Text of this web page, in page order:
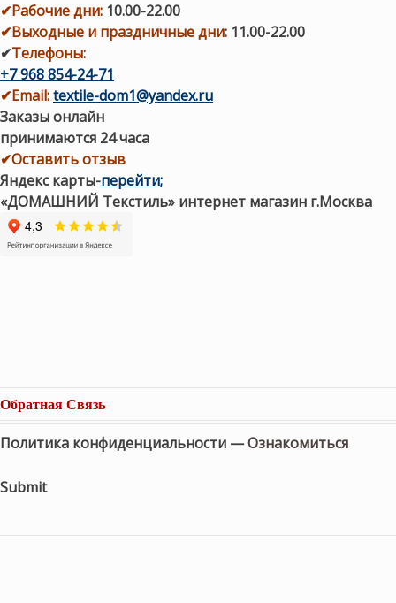
✔Рабочие дни: 10.00-22.00
✔Выходные и праздничные дни: 11.00-22.00
✔Телефоны:
+7 968 854-24-71
✔Email:textile-dom1@yandex.ru
Заказы онлайн
принимаются 24 часа
✔Оставить отзыв
Яндекс карты-перейти;
«ДОМАШНИЙ Текстиль» интернет магазин г.Москва
Обратная Связь
Политика конфиденциальности —Ознакомиться
Submit